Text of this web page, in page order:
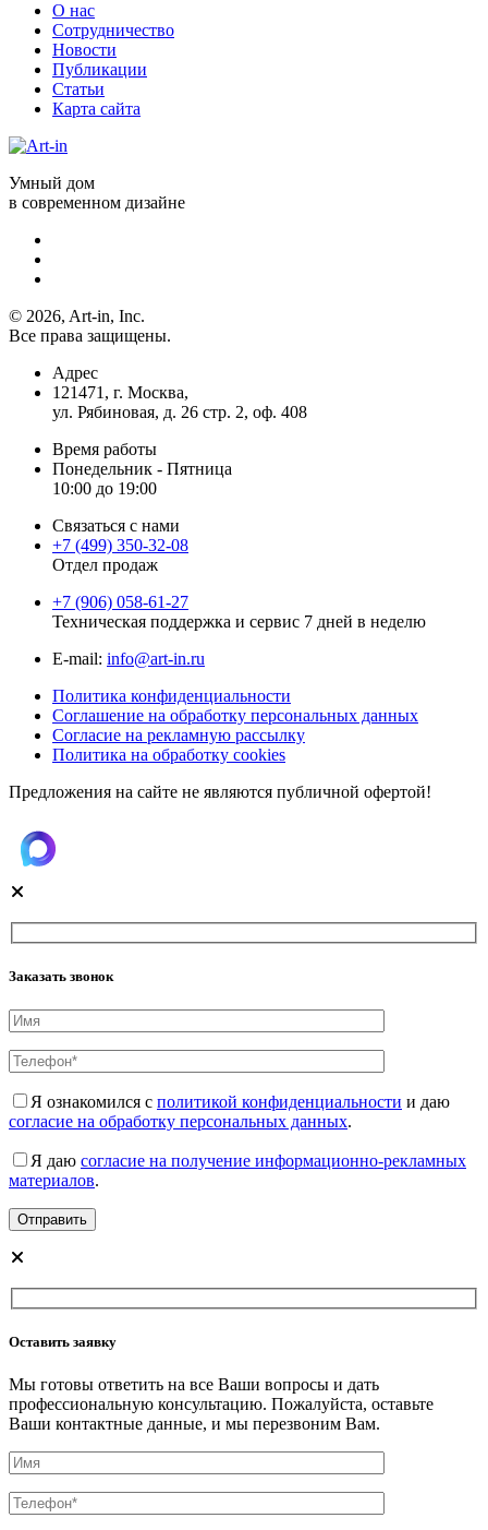
О нас
Сотрудничество
Новости
Публикации
Статьи
Карта сайта
Умный дом
в современном дизайне
© 2026, Art-in, Inc.
Все права защищены.
Адрес
121471, г. Москва,
ул. Рябиновая, д. 26 стр. 2, оф. 408
Время работы
Понедельник - Пятница
10:00 до 19:00
Связаться с нами
+7 (499) 350-32-08
Отдел продаж
+7 (906) 058-61-27
Техническая поддержка и сервис 7 дней в неделю
Е-mail: info@art-in.ru
Политика конфиденциальности
Соглашение на обработку персональных данных
Согласие на рекламную рассылку
Политика на обработку cookies
Предложения на сайте не являются публичной офертой!
Заказать звонок
Я ознакомился с политикой конфиденциальности и даю
согласие на обработку персональных данных.
Я даю согласие на получение информационно-рекламных
материалов.
Оставить заявку
Мы готовы ответить на все Ваши вопросы и дать
профессиональную консультацию. Пожалуйста, оставьте
Ваши контактные данные, и мы перезвоним Вам.